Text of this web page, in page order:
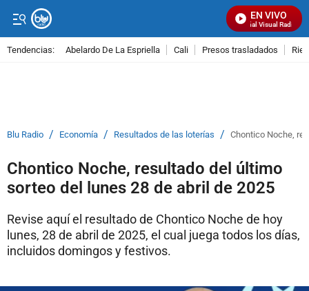
EN VIVO
Señal Visual Radio
Tendencias: Abelardo De La Espriella Cali Presos trasladados
Blu Radio / Economía / Resultados de las loterías / Chontico Noche,
Chontico Noche, resultado del último
sorteo del lunes 28 de abril de 2025
Revise aquí el resultado de Chontico Noche de hoy
lunes, 28 de abril de 2025, el cual juega todos los días,
incluidos domingos y festivos.